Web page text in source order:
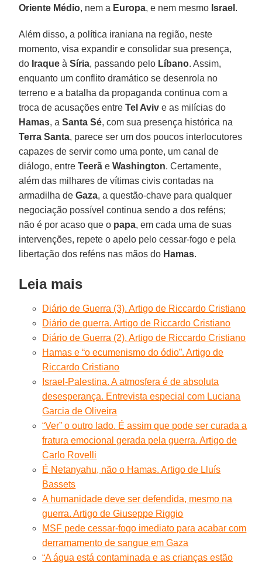
Oriente Médio, nem a Europa, e nem mesmo Israel .
Além disso, a política iraniana na região, neste
momento, visa expandir e consolidar sua presença,
do Iraque àSíria, passando pelo Líbano. Assim,
enquanto um conflito dramático se desenrola no
terreno e a batalha da propaganda continua com a
troca de acusações entreTel Aviv e as milícias do
Hamas, aSanta Sé, com sua presença histórica na
Terra Santa, parece ser um dos poucos interlocutores
capazes de servir como uma ponte, um canal de
diálogo, entreTeerã eWashington. Certamente,
além das milhares de vítimas civis contadas na
armadilha deGaza, a questão-chave para qualquer
negociação possível continua sendo a dos reféns;
não é por acaso que o papa, em cada uma de suas
intervenções, repete o apelo pelo cessar-fogo e pela
libertação dos reféns nas mãos do Hamas.
Leia mais
Diário de Guerra (3). Artigo de Riccardo Cristiano
Diário de guerra. Artigo de Riccardo Cristiano
Diário de Guerra (2). Artigo de Riccardo Cristiano
Hamas e “o ecumenismo do ódio”. Artigo de
Riccardo Cristiano
Israel-Palestina. A atmosfera é de absoluta
desesperança. Entrevista especial com Luciana
Garcia de Oliveira
“Ver” o outro lado. É assim que pode ser curada a
fratura emocional gerada pela guerra. Artigo de
Carlo Rovelli
É Netanyahu, não o Hamas. Artigo de Lluís
Bassets
A humanidade deve ser defendida, mesmo na
guerra. Artigo de Giuseppe Riggio
MSF pede cessar-fogo imediato para acabar com
derramamento de sangue em Gaza
“A água está contaminada e as crianças estão